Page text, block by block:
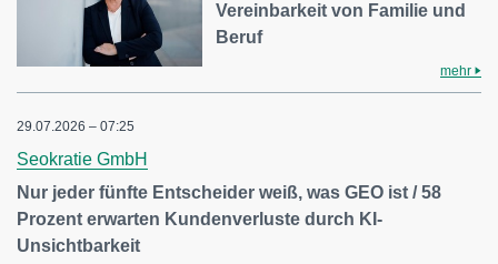
Vereinbarkeit von Familie und
Beruf
mehr
29.07.2026 – 07:25
Seokratie GmbH
Nur jeder fünfte Entscheider weiß, was GEO ist / 58
Prozent erwarten Kundenverluste durch KI-
Unsichtbarkeit